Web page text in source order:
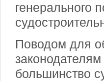
генерального
Поводом для
большинство